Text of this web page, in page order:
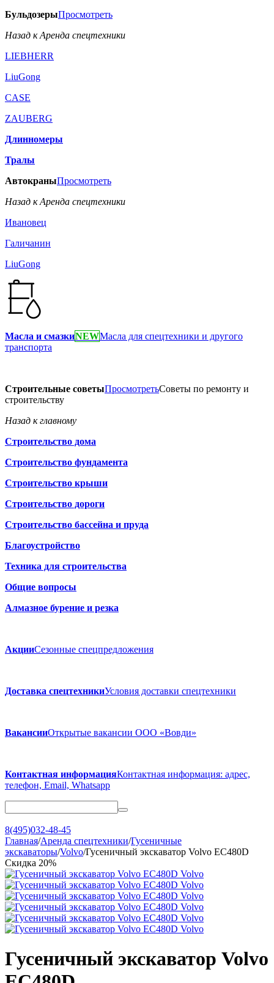
БульдозерыПросмотреть
Назад к Аренда спецтехники
LIEBHERR
LiuGong
CASE
ZAUBERG
Длинномеры
Тралы
АвтокраныПросмотреть
Назад к Аренда спецтехники
Ивановец
Галичанин
LiuGong
Масла и смазкиNEWМасла для спецтехники и другого
транспорта
Строительные советыПросмотретьСоветы по ремонту и
строительству
Назад к главному
Строительство дома
Строительство фундамента
Строительство крыши
Строительство дороги
Строительство бассейна и пруда
Благоустройство
Техника для строительства
Общие вопросы
Алмазное бурение и резка
АкцииСезонные спецпредложения
Доставка спецтехникиУсловия доставки спецтехники
ВакансииОткрытые вакансии ООО «Вовди»
Контактная информацияКонтактная информация: адрес,
телефон, Email, Whatsapp
8(495)032-48-45
Главная/Аренда спецтехники/Гусеничные
экскаваторы/Volvo/Гусеничный экскаватор Volvo EC480D
Скидка 20%
Гусеничный экскаватор Volvo